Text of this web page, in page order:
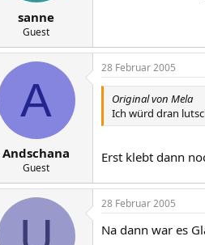
sanne
Guest
A
Andschana
Guest
28 Februar 2005
Original von Mela
Ich würd dran
Erst klebt dann
28 Februar 2005
Na dann war es